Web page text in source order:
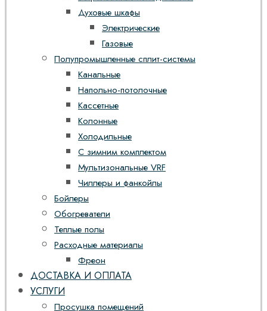
Духовые шкафы
Электрические
Газовые
Полупромышленные сплит-системы
Канальные
Напольно-потолочные
Кассетные
Колонные
Холодильные
С зимним комплектом
Мультизональные VRF
Чиллеры и фанкойлы
Бойлеры
Обогреватели
Теплые полы
Расходные материалы
Фреон
ДОСТАВКА И ОПЛАТА
УСЛУГИ
Просушка помещений